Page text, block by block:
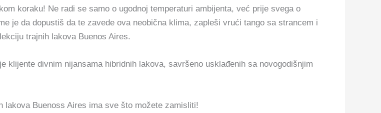
koraku! Ne radi se samo o ugodnoj temperaturi ambijenta, već prije svega o
je da dopustiš da te zavede ova neobična klima, zapleši vrući tango sa strancem i
trajnih lakova Buenos Aires.
klijente divnim nijansama hibridnih lakova, savršeno usklađenih sa novogodišnjim
lakova Buenoss Aires ima sve što možete zamisliti!